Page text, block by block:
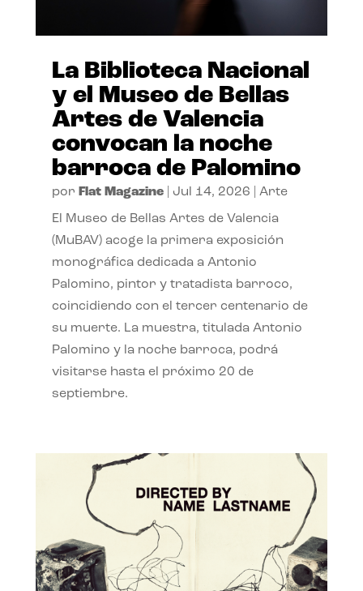
La Biblioteca Nacional
y el Museo de Bellas
Artes de Valencia
convocan la noche
barroca de Palomino
por Flat Magazine| Jul 14, 2026 Arte
El Museo de Bellas Artes de Valencia
(MuBAV) acoge la primera exposición
monográfica dedicada a Antonio
Palomino, pintor y tratadista barroco,
coincidiendo con el tercer centenario de
su muerte. La muestra, titulada Antonio
Palomino y la noche barroca, podrá
visitarse hasta el próximo 20 de
septiembre.